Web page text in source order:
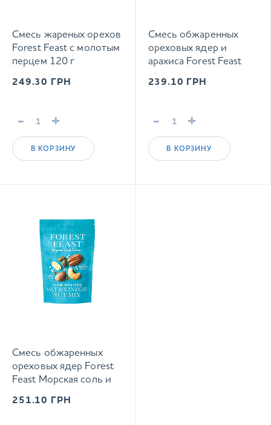
Смесь жареных орехов
Forest Feast с молотым
перцем 120 г
249.30 ГРН
- +
В КОРЗИНУ
Смесь обжаренных
ореховых ядер и
арахиса Forest Feast
120 г
239.10 ГРН
- +
В КОРЗИНУ
Смесь обжаренных
ореховых ядер Forest
Feast Морская соль и
251.10 ГРН